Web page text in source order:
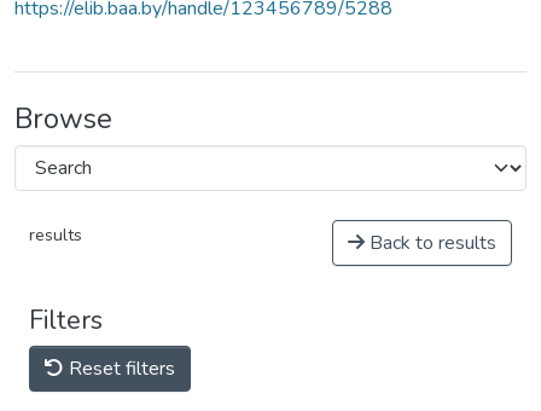
https://elib.baa.by/handle/123456789/5288
Browse
results Back to results
Filters
Reset filters